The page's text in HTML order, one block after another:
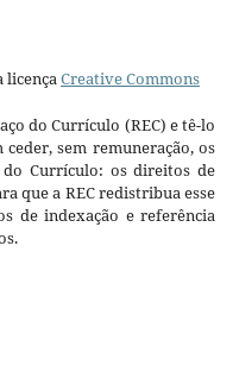
licençaCreative Commons
do Currículo (REC) e tê-lo
sem remuneração, os
do Currículo: os direitos de
que a REC redistribua esse
de indexação e referência